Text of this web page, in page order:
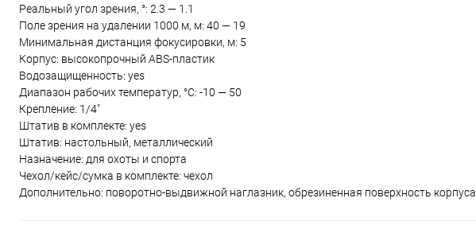
Реальный угол зрения, °: 2.3 — 1.1
Поле зрения на удалении 1000 м, м: 40 — 19
Минимальная дистанция фокусировки, м: 5
Корпус: высокопрочный ABS-пластик
Водозащищенность: yes
Диапазон рабочих температур, °С: -10 — 50
Крепление: 1/4"
Штатив в комплекте: yes
Штатив: настольный, металлический
Назначение: для охоты и спорта
Чехол/кейс/сумка в комплекте: чехол
Дополнительно: поворотно-выдвижной наглазник, обрезиненная поверхность корпуса